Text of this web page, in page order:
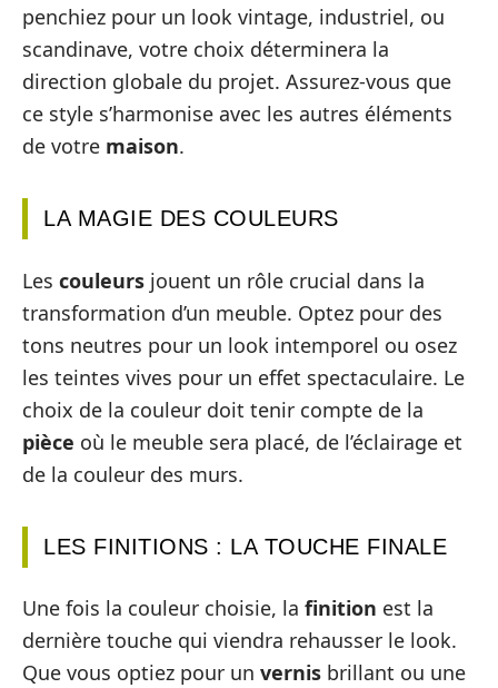
penchiez pour un look vintage, industriel, ou
scandinave, votre choix déterminera la
direction globale du projet. Assurez-vous que
ce style s’harmonise avec les autres éléments
de votre maison.
LA MAGIE DES COULEURS
Les couleurs jouent un rôle crucial dans la
transformation d’un meuble. Optez pour des
tons neutres pour un look intemporel ou osez
les teintes vives pour un effet spectaculaire. Le
choix de la couleur doit tenir compte de la
pièce où le meuble sera placé, de l’éclairage et
de la couleur des murs.
LES FINITIONS : LA TOUCHE FINALE
Une fois la couleur choisie, la finition est la
dernière touche qui viendra rehausser le look.
Que vous optiez pour un vernis brillant ou une